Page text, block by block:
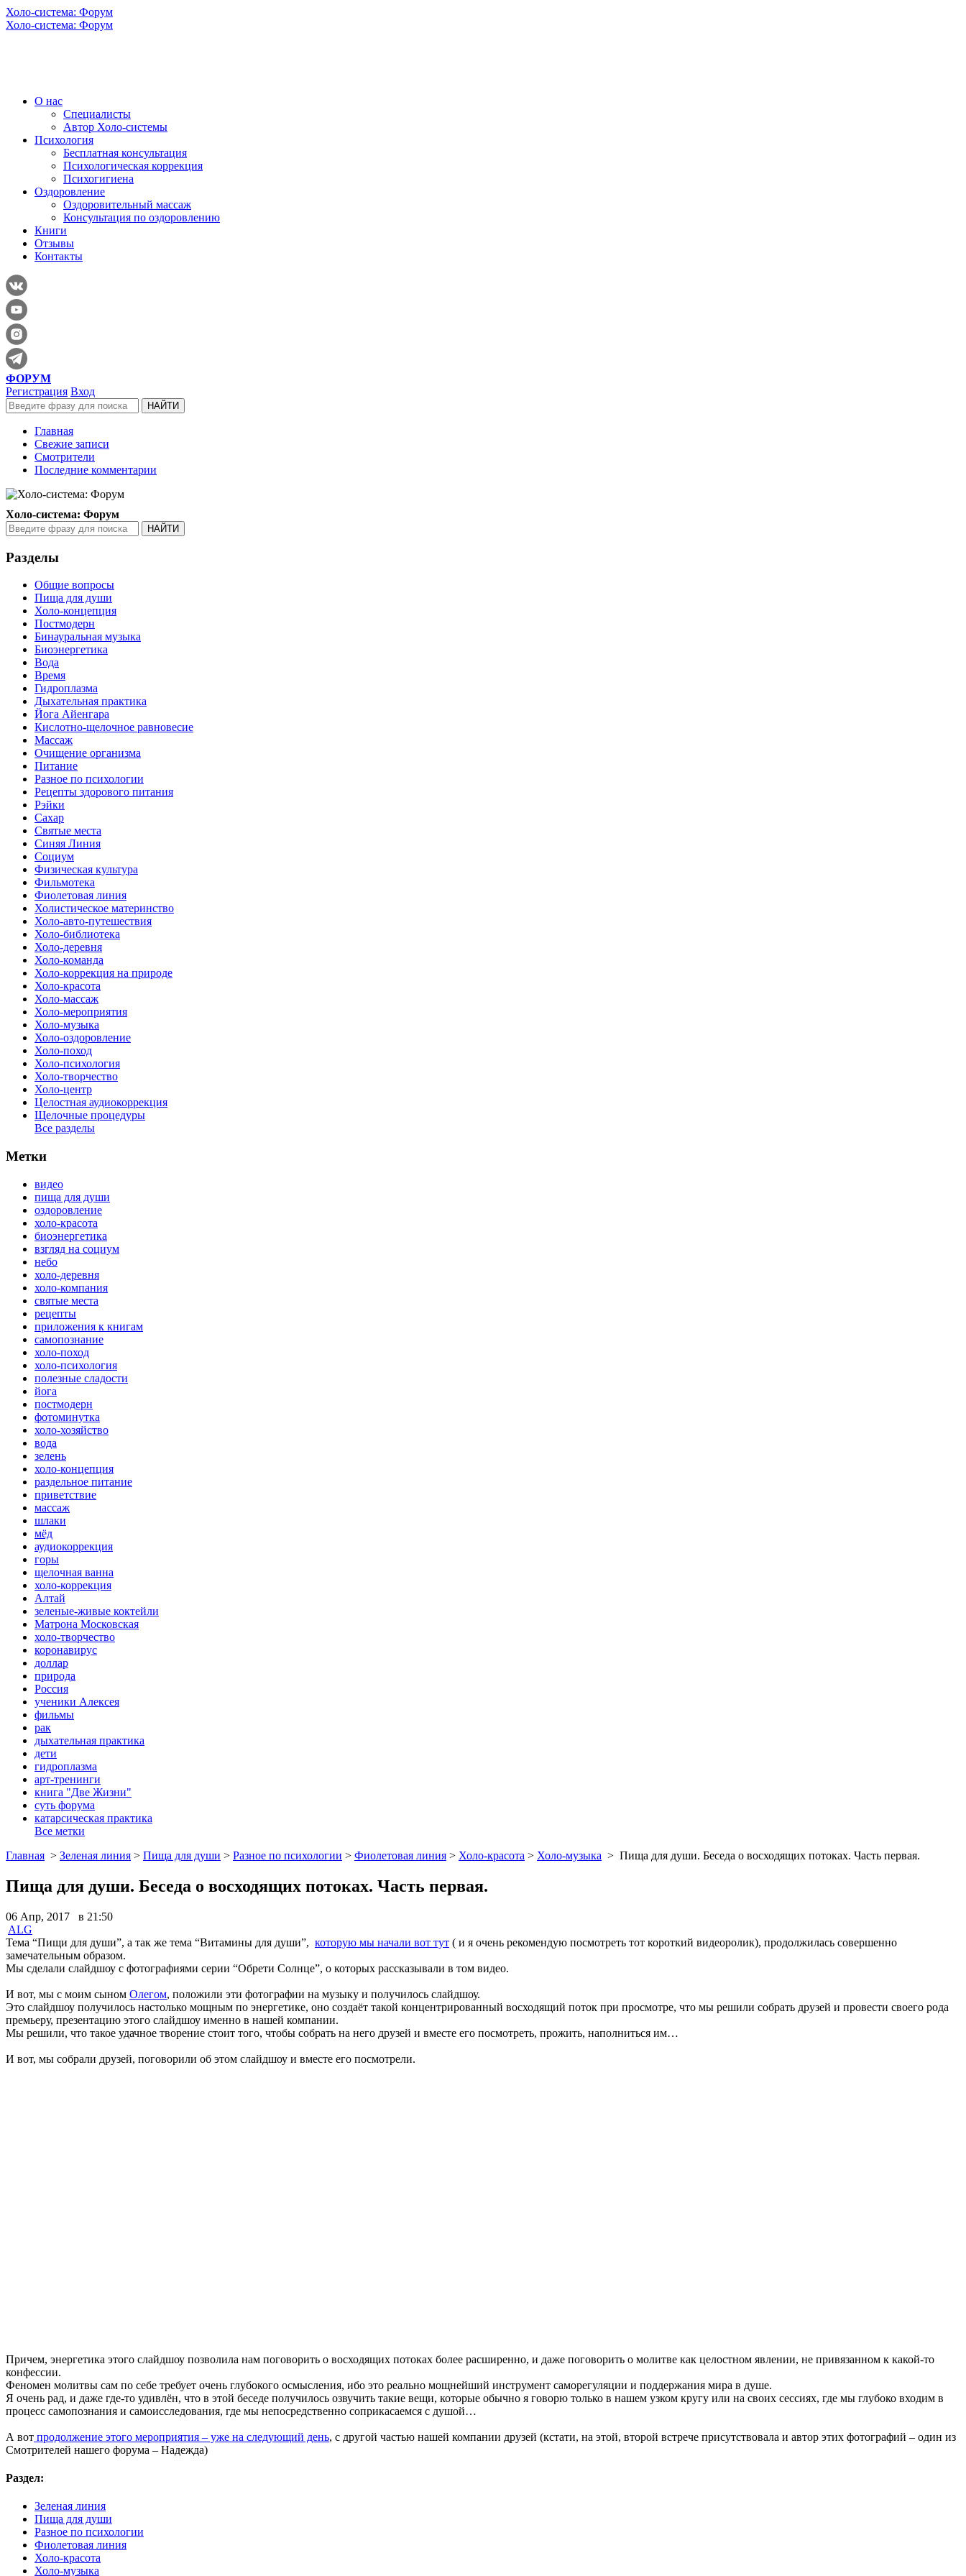
Холо-система: Форум
Холо-система: Форум
О нас
Специалисты
Автор Холо-системы
Психология
Бесплатная консультация
Психологическая коррекция
Психогигиена
Оздоровление
Оздоровительный массаж
Консультация по оздоровлению
Книги
Отзывы
Контакты
ФОРУМ
Регистрация Вход
Главная
Свежие записи
Смотрители
Последние комментарии
Холо-система: Форум
Разделы
Общие вопросы
Пища для души
Холо-концепция
Постмодерн
Бинауральная музыка
Биоэнергетика
Вода
Время
Гидроплазма
Дыхательная практика
Йога Айенгара
Кислотно-щелочное равновесие
Массаж
Очищение организма
Питание
Разное по психологии
Рецепты здорового питания
Рэйки
Сахар
Святые места
Синяя Линия
Социум
Физическая культура
Фильмотека
Фиолетовая линия
Холистическое материнство
Холо-авто-путешествия
Холо-библиотека
Холо-деревня
Холо-команда
Холо-коррекция на природе
Холо-красота
Холо-массаж
Холо-мероприятия
Холо-музыка
Холо-оздоровление
Холо-поход
Холо-психология
Холо-творчество
Холо-центр
Целостная аудиокоррекция
Щелочные процедуры
Все разделы
Метки
видео
пища для души
оздоровление
холо-красота
биоэнергетика
взгляд на социум
небо
холо-деревня
холо-компания
святые места
рецепты
приложения к книгам
самопознание
холо-поход
холо-психология
полезные сладости
йога
постмодерн
фотоминутка
холо-хозяйство
вода
зелень
холо-концепция
раздельное питание
приветствие
массаж
шлаки
мёд
аудиокоррекция
горы
щелочная ванна
холо-коррекция
Алтай
зеленые-живые коктейли
Матрона Московская
холо-творчество
коронавирус
доллар
природа
Россия
ученики Алексея
фильмы
рак
дыхательная практика
дети
гидроплазма
арт-тренинги
книга "Две Жизни"
суть форума
катарсическая практика
Все метки
Главная > Зеленая линия > Пища для души > Разное по психологии > Фиолетовая линия > Холо-красота > Холо-музыка > Пища для души. Беседа о восходящих потоках. Часть первая.
Пища для души. Беседа о восходящих потоках. Часть первая.
06 Апр, 2017 в 21:50
ALG
Тема “Пищи для души”, а так же тема “Витамины для души”, которую мы начали вот тут ( и я очень рекомендую посмотреть тот короткий видеоролик), продолжилась совершенно
замечательным образом.
Мы сделали слайдшоу с фотографиями серии “Обрети Солнце”, о которых рассказывали в том видео.
И вот, мы с моим сыном Олегом, положили эти фотографии на музыку и получилось слайдшоу.
Это слайдшоу получилось настолько мощным по энергетике, оно создаёт такой концентрированный восходящий поток при просмотре, что мы решили собрать друзей и провести своего рода
премьеру, презентацию этого слайдшоу именно в нашей компании.
Мы решили, что такое удачное творение стоит того, чтобы собрать на него друзей и вместе его посмотреть, прожить, наполниться им…
И вот, мы собрали друзей, поговорили об этом слайдшоу и вместе его посмотрели.
Причем, энергетика этого слайдшоу позволила нам поговорить о восходящих потоках более расширенно, и даже поговорить о молитве как целостном явлении, не привязанном к какой-то
конфессии.
Феномен молитвы сам по себе требует очень глубокого осмысления, ибо это реально мощнейший инструмент саморегуляции и поддержания мира в душе.
Я очень рад, и даже где-то удивлён, что в этой беседе получилось озвучить такие вещи, которые обычно я говорю только в нашем узком кругу или на своих сессиях, где мы глубоко входим в
процесс самопознания и самоисследования, где мы непосредственно соприкасаемся с душой…
А вот продолжение этого мероприятия – уже на следующий день, с другой частью нашей компании друзей (кстати, на этой, второй встрече присутствовала и автор этих фотографий – один из
Смотрителей нашего форума – Надежда)
Раздел:
Зеленая линия
Пища для души
Разное по психологии
Фиолетовая линия
Холо-красота
Холо-музыка